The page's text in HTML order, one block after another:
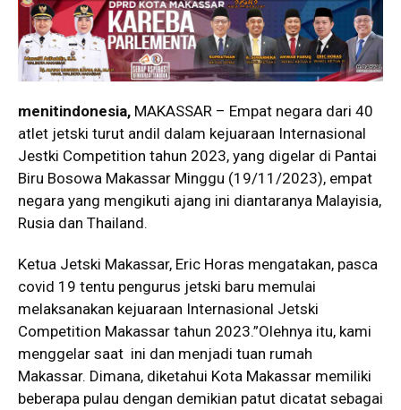
menitindonesia, MAKASSAR – Empat negara dari 40
atlet jetski turut andil dalam kejuaraan Internasional
Jestki Competition tahun 2023, yang digelar di Pantai
Biru Bosowa Makassar Minggu (19/11/2023), empat
negara yang mengikuti ajang ini diantaranya Malayisia,
Rusia dan Thailand.
Ketua Jetski Makassar, Eric Horas mengatakan, pasca
covid 19 tentu pengurus jetski baru memulai
melaksanakan kejuaraan Internasional Jetski
Competition Makassar tahun 2023.”Olehnya itu, kami
menggelar saat ini dan menjadi tuan rumah
Makassar. Dimana, diketahui Kota Makassar memiliki
beberapa pulau dengan demikian patut dicatat sebagai